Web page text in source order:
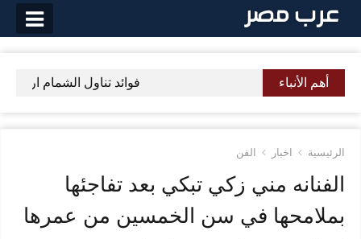
التخطي
أهم الأنباء فوائد تناول الشمام اربعة
الرئيسية اخبار الفن
الفنانه مني زكي تبكي بعد تفاجئها
بملامحها في سن الخمسين من عمرها